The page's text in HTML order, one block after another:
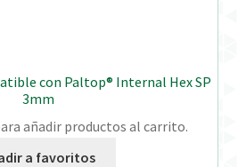
con Paltop® Internal Hex SP
3mm
añadir productos al carrito.
a favoritos